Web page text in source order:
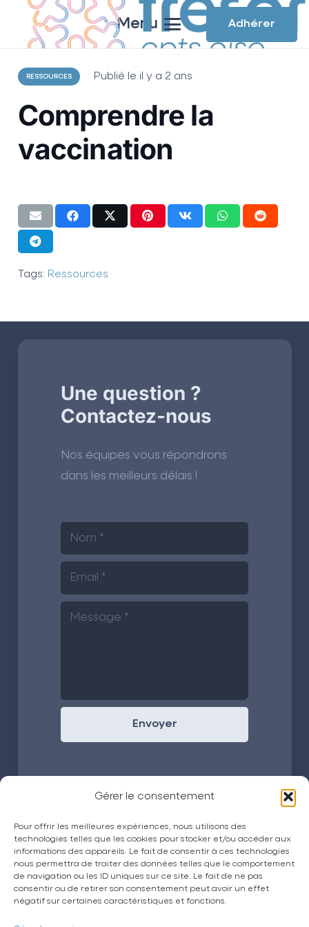
Gérer le consentement
Pour offrir les meilleures expériences, nous utilisons des
technologies telles que les cookies pour stocker et/ou accéder aux
informations des appareils. Le fait de consentir à ces technologies
nous permettra de traiter des données telles que le comportement
de navigation ou les ID uniques sur ce site. Le fait de ne pas
consentir ou de retirer son consentement peut avoir un effet
négatif sur certaines caractéristiques et fonctions.
Menu Adhérer
RESSOURCES Publié le il y a 2 ans
Comprendre la
vaccination
Tags: Ressources
Une question ?
Contactez-nous
Nos équipes vous répondrons
dans les meilleurs délais !
Envoyer
La CPTS Trésor
Actualités
Espace grand public
Espace adhérent